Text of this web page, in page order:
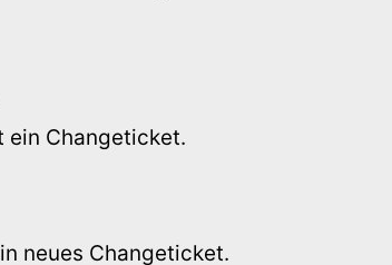
ein Changeticket.
neues Changeticket.